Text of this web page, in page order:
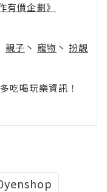
有價企劃》
親子 丶 寵物 丶 扮靚
吃喝玩樂資訊！